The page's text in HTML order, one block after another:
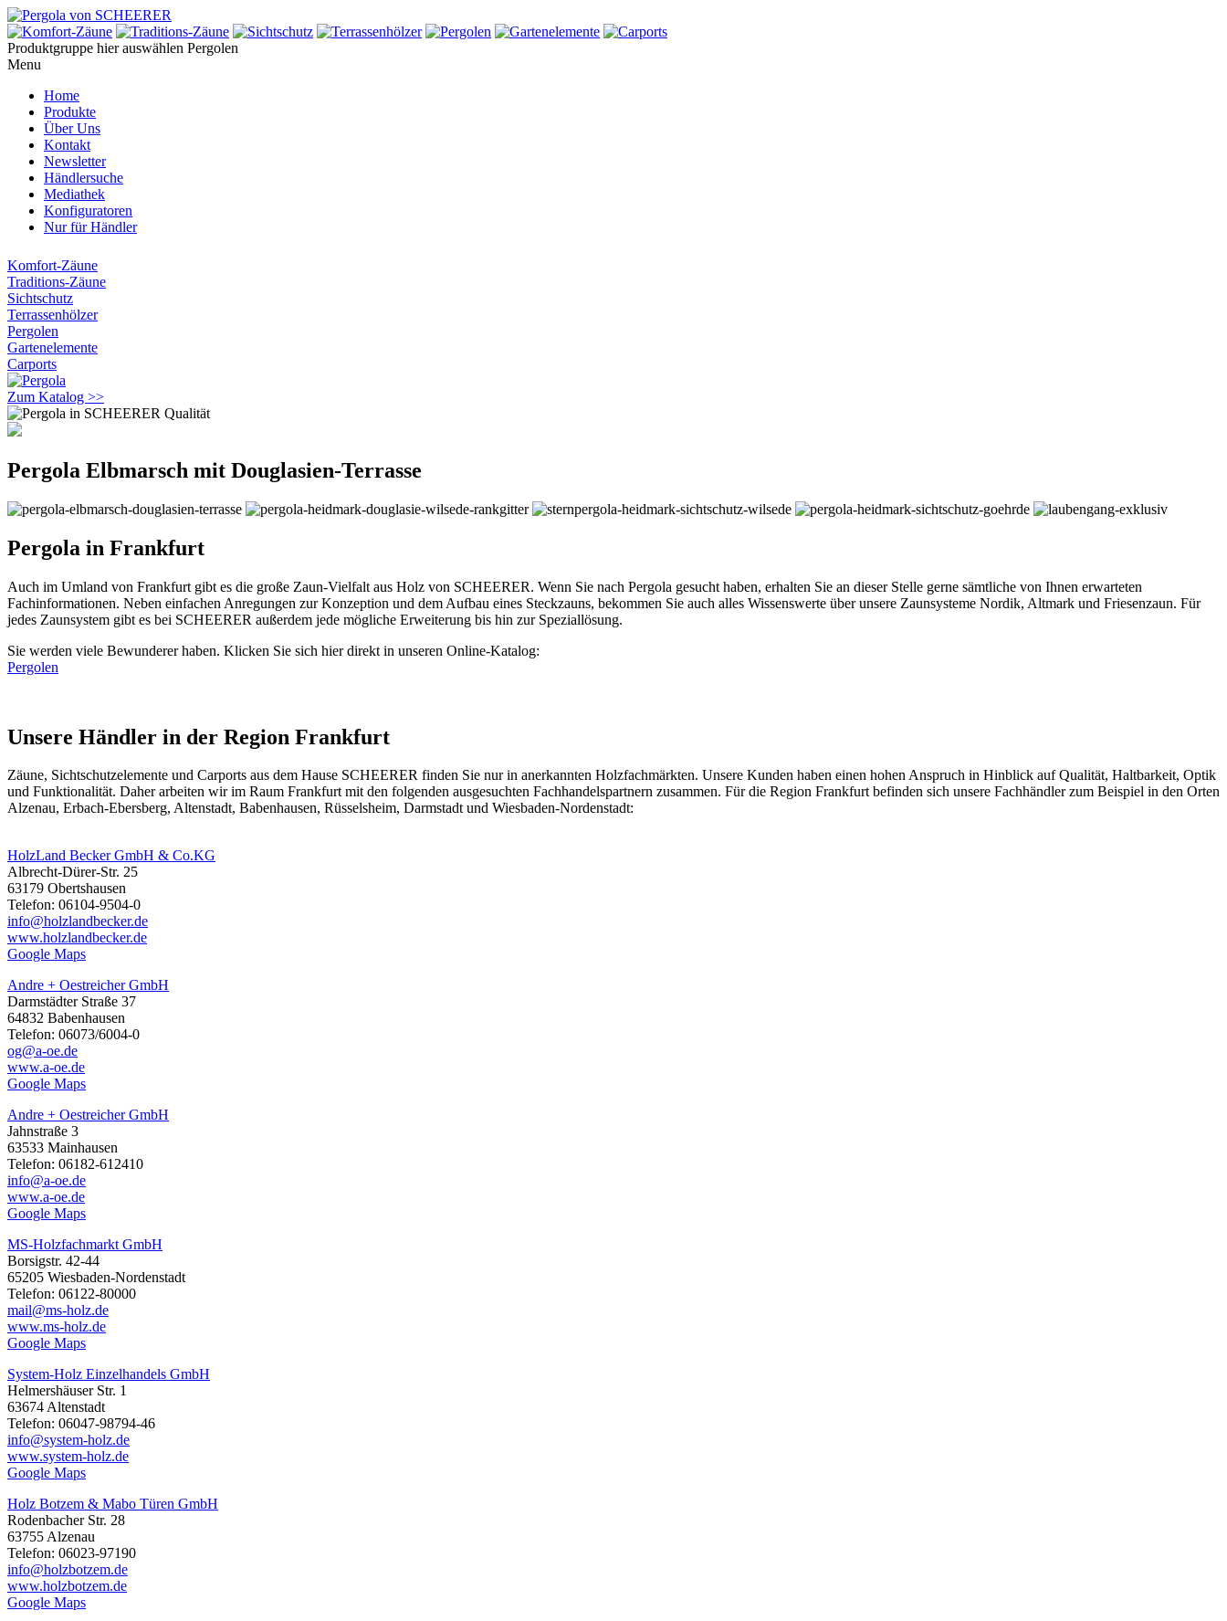
Produktgruppe hier auswählen Pergolen
Menu
Home
Produkte
Über Uns
Kontakt
Newsletter
Händlersuche
Mediathek
Konfiguratoren
Nur für Händler
Komfort-Zäune
Traditions-Zäune
Sichtschutz
Terrassenhölzer
Pergolen
Gartenelemente
Carports
Zum Katalog >>
Pergola Elbmarsch mit Douglasien-Terrasse
Pergola in Frankfurt
Auch im Umland von Frankfurt gibt es die große Zaun-Vielfalt aus Holz von SCHEERER. Wenn Sie nach Pergola gesucht haben, erhalten Sie an dieser Stelle gerne sämtliche von Ihnen erwarteten
Fachinformationen. Neben einfachen Anregungen zur Konzeption und dem Aufbau eines Steckzauns, bekommen Sie auch alles Wissenswerte über unsere Zaunsysteme Nordik, Altmark und Friesenzaun. Für
jedes Zaunsystem gibt es bei SCHEERER außerdem jede mögliche Erweiterung bis hin zur Speziallösung.
Sie werden viele Bewunderer haben. Klicken Sie sich hier direkt in unseren Online-Katalog:
Pergolen
Unsere Händler in der Region Frankfurt
Zäune, Sichtschutzelemente und Carports aus dem Hause SCHEERER finden Sie nur in anerkannten Holzfachmärkten. Unsere Kunden haben einen hohen Anspruch in Hinblick auf Qualität, Haltbarkeit, Optik
und Funktionalität. Daher arbeiten wir im Raum Frankfurt mit den folgenden ausgesuchten Fachhandelspartnern zusammen. Für die Region Frankfurt befinden sich unsere Fachhändler zum Beispiel in den Orten
Alzenau, Erbach-Ebersberg, Altenstadt, Babenhausen, Rüsselsheim, Darmstadt und Wiesbaden-Nordenstadt:
HolzLand Becker GmbH & Co.KG
Albrecht-Dürer-Str. 25
63179 Obertshausen
Telefon: 06104-9504-0
info@holzlandbecker.de
www.holzlandbecker.de
Google Maps
Andre + Oestreicher GmbH
Darmstädter Straße 37
64832 Babenhausen
Telefon: 06073/6004-0
og@a-oe.de
www.a-oe.de
Google Maps
Andre + Oestreicher GmbH
Jahnstraße 3
63533 Mainhausen
Telefon: 06182-612410
info@a-oe.de
www.a-oe.de
Google Maps
MS-Holzfachmarkt GmbH
Borsigstr. 42-44
65205 Wiesbaden-Nordenstadt
Telefon: 06122-80000
mail@ms-holz.de
www.ms-holz.de
Google Maps
System-Holz Einzelhandels GmbH
Helmershäuser Str. 1
63674 Altenstadt
Telefon: 06047-98794-46
info@system-holz.de
www.system-holz.de
Google Maps
Holz Botzem & Mabo Türen GmbH
Rodenbacher Str. 28
63755 Alzenau
Telefon: 06023-97190
info@holzbotzem.de
www.holzbotzem.de
Google Maps